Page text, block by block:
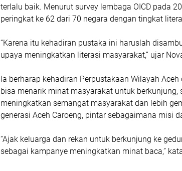
terlalu baik. Menurut survey lembaga OICD pada
peringkat ke 62 dari 70 negara dengan tingkat
“Karena itu kehadiran pustaka ini haruslah
upaya meningkatkan literasi masyarakat,” ujar
Ia berharap kehadiran Perpustakaan Wilayah
bisa menarik minat masyarakat untuk berkunjung,
meningkatkan semangat masyarakat dan lebih
generasi Aceh Caroeng, pintar sebagaimana misi
“Ajak keluarga dan rekan untuk berkunjung ke
sebagai kampanye meningkatkan minat baca,”